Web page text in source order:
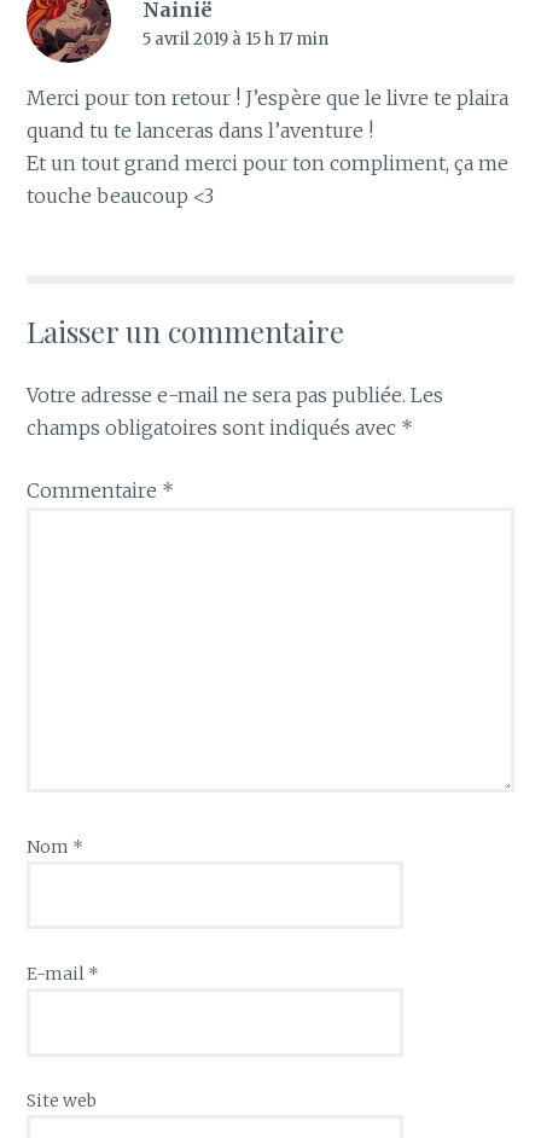
Nainië
5 avril 2019 à 15 h 17 min
Merci pour ton retour ! J’espère que le livre te plaira
quand tu te lanceras dans l’aventure !
Et un tout grand merci pour ton compliment, ça me
touche beaucoup <3
Laisser un commentaire
Votre adresse e-mail ne sera pas publiée. Les
champs obligatoires sont indiqués avec *
Commentaire *
Nom *
E-mail *
Site web